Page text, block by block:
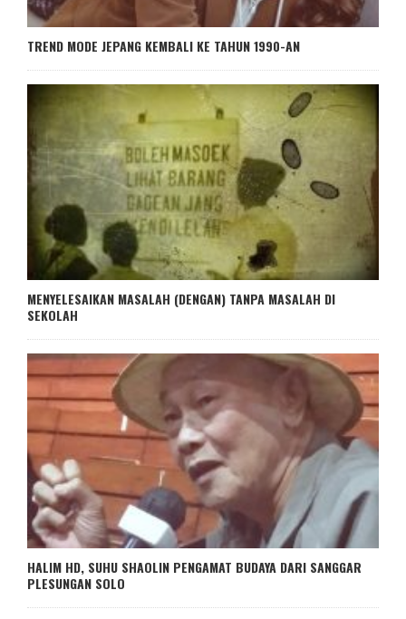
TREND MODE JEPANG KEMBALI KE TAHUN 1990-AN
MENYELESAIKAN MASALAH (DENGAN) TANPA MASALAH DI
SEKOLAH
HALIM HD, SUHU SHAOLIN PENGAMAT BUDAYA DARI SANGGAR
PLESUNGAN SOLO